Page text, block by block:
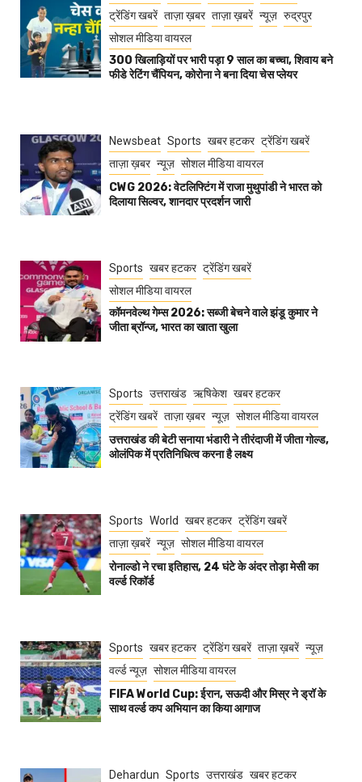
ट्रेंडिंग खबरें ताज़ा ख़बर ताज़ा ख़बरें न्यूज़ रुद्रपुर
सोशल मीडिया वायरल
300 खिलाड़ियों पर भारी पड़ा 9 साल का बच्चा, शिवाय बने
फीडे रेटिंग चैंपियन, कोरोना ने बना दिया चेस प्लेयर
Newsbeat Sports खबर हटकर ट्रेंडिंग खबरें
ताज़ा ख़बर न्यूज़ सोशल मीडिया वायरल
CWG 2026: वेटलिफ्टिंग में राजा मुथुपांडी ने भारत को
दिलाया सिल्वर, शानदार प्रदर्शन जारी
Sports खबर हटकर ट्रेंडिंग खबरें
सोशल मीडिया वायरल
कॉमनवेल्थ गेम्स 2026: सब्जी बेचने वाले झंडू कुमार ने
जीता ब्रॉन्ज, भारत का खाता खुला
Sports उत्तराखंड ऋषिकेश खबर हटकर
ट्रेंडिंग खबरें ताज़ा ख़बर न्यूज़ सोशल मीडिया वायरल
उत्तराखंड की बेटी सनाया भंडारी ने तीरंदाजी में जीता गोल्ड,
ओलंपिक में प्रतिनिधित्व करना है लक्ष्य
Sports World खबर हटकर ट्रेंडिंग खबरें
ताज़ा ख़बरें न्यूज़ सोशल मीडिया वायरल
रोनाल्डो ने रचा इतिहास, 24 घंटे के अंदर तोड़ा मेसी का
वर्ल्ड रिकॉर्ड
Sports खबर हटकर ट्रेंडिंग खबरें ताज़ा ख़बरें न्यूज़
वर्ल्ड न्यूज़ सोशल मीडिया वायरल
FIFA World Cup: ईरान, सऊदी और मिस्र ने ड्रॉ के
साथ वर्ल्ड कप अभियान का किया आगाज
Dehardun Sports उत्तराखंड खबर हटकर